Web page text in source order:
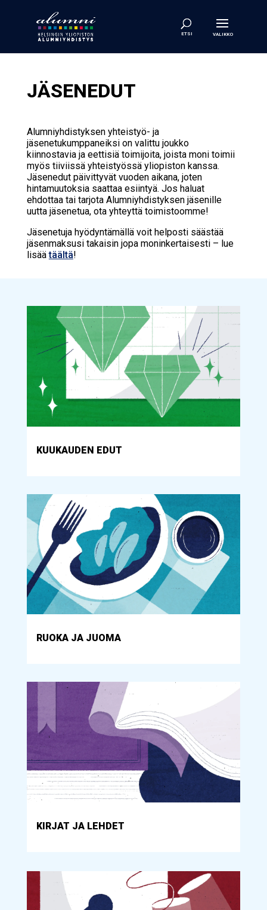
JÄSENEDUT
Alumniyhdistyksen yhteistyö- ja
jäsenetukumppaneiksi on valittu joukko
kiinnostavia ja eettisiä toimijoita, joista moni toimii
myös tiiviissä yhteistyössä yliopiston kanssa.
Jäsenedut päivittyvät vuoden aikana, joten
hintamuutoksia saattaa esiintyä. Jos haluat
ehdottaa tai tarjota Alumniyhdistyksen jäsenille
uutta jäsenetua, ota yhteyttä toimistoomme!
Jäsenetuja hyödyntämällä voit helposti säästää
jäsenmaksusi takaisin jopa moninkertaisesti – lue
lisäätäältä!
KUUKAUDEN EDUT
RUOKA JA JUOMA
KIRJAT JA LEHDET